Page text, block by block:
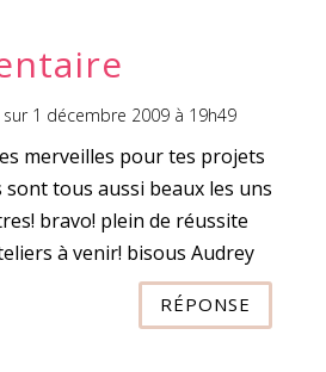
sur 1 décembre 2009 à 19h49
merveilles pour tes projets
sont tous aussi beaux les uns
bravo! plein de réussite
à venir! bisous Audrey
RÉPONSE